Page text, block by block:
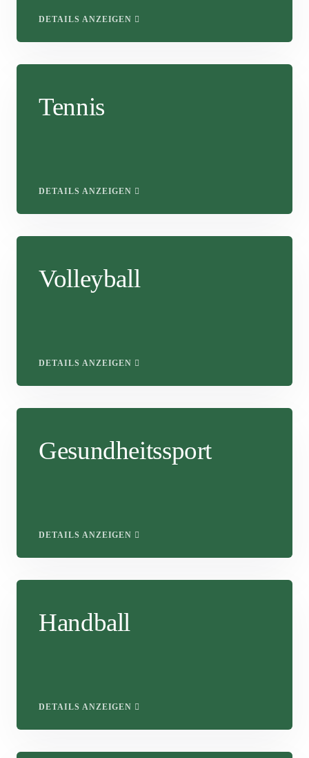
DETAILS ANZEIGEN
Tennis
DETAILS ANZEIGEN
Volleyball
DETAILS ANZEIGEN
Gesundheitssport
DETAILS ANZEIGEN
Handball
DETAILS ANZEIGEN